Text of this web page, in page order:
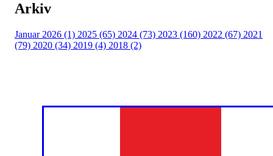
Arkiv
Januar 2026 (1) 2025 (65) 2024 (73) 2023 (160) 2022 (67) 2021
(79) 2020 (34) 2019 (4) 2018 (2)